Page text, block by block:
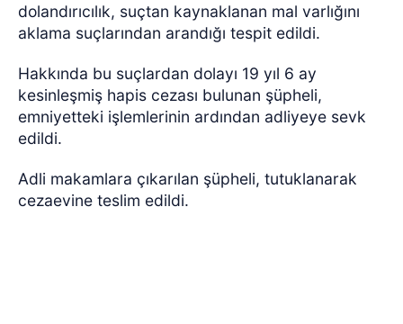
dolandırıcılık, suçtan kaynaklanan mal varlığını
aklama suçlarından arandığı tespit edildi.
Hakkında bu suçlardan dolayı 19 yıl 6 ay
kesinleşmiş hapis cezası bulunan şüpheli,
emniyetteki işlemlerinin ardından adliyeye sevk
edildi.
Adli makamlara çıkarılan şüpheli, tutuklanarak
cezaevine teslim edildi.